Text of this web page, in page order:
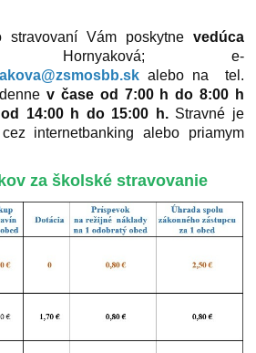
stravovaní Vám poskytne vedúca
Hornyaková; e-
alebo na tel.
v čase od 7:00 h do 8:00 h
14:00 h do 15:00 h. Stravné je
internetbanking alebo priamym
za školské stravovanie